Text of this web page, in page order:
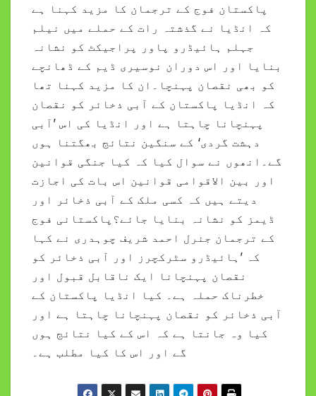
پاکستان فوج کے ترجمان کا مزید کہنا ہے
کہ انڈیا نے گذشتہ رات کے حملے میں نیلم
جہلم ہائیڈرو پاور پراجیکٹ کو نشانہ
بنایا اور اس دوران نوسیری ڈیم کے ڈھانچے
کو بھی نقصان پہنچا۔ان کا مزید کہنا تھا
کہ انڈیا پاکستان کے آبی ذخائر کو نقصان
پہنچانا چاہتا ہے اور انڈیا کی اس ’آبی
دہشت گردی‘ کے سنگین نتائج بھگتنا ہوں
گے۔انھوں نے سوال کیا کہ کیا جنگی قوانین
اور بین الاقوامی قوانین اس بات کی اجازت
دیتے ہیں کہ کسی ملک کے آبی ذخائر اور
ڈیمز کو نشانہ بنایا جائے؟پاکستانی فوج
کے ترجمان جنرل احمد شریف چوہدری نے کہا
کہ ’ہائیڈرو سٹرکچرز اور آبی ذخائر کو
نقصان پہنچانا ایک ناقابل قبول اور
خطرناک حملہ ہے۔ کیا انڈیا پاکستان کے
آبی ذخائر کو نقصان پہنچانا چاہتا ہے اور
کیا وہ جانتا ہے کہ اس کے کیا نتائج ہوں
گے اور اس کا کیا مطلب ہے۔